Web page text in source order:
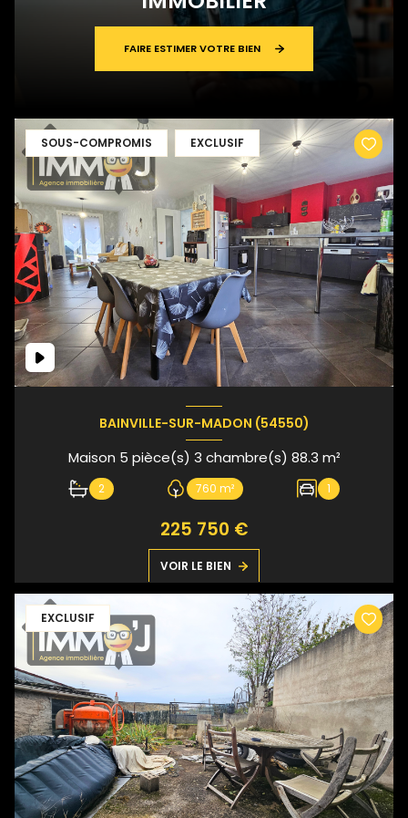
FAIRE ESTIMER VOTRE BIEN
SOUS-COMPROMIS EXCLUSIF
BAINVILLE-SUR-MADON (54550)
Maison 5 pièce(s) 3 chambre(s) 88.3 m²
2 760 m² 1
225 750 €
VOIR LE BIEN
EXCLUSIF